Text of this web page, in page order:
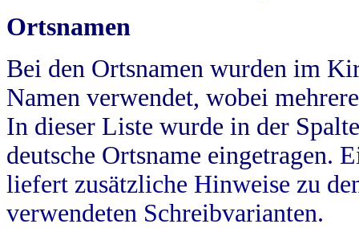
Ortsnamen
Bei den Ortsnamen wurden im
Namen verwendet, wobei
In dieser Liste wurde in der
deutsche Ortsname eingetragen.
liefert zusätzliche Hinweise zu
verwendeten Schreibvarianten.